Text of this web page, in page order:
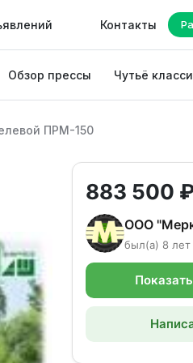
Контакты
Обзор прессы Чутьё
ПРМ-150
883 500
ООО
был(а) 8 лет